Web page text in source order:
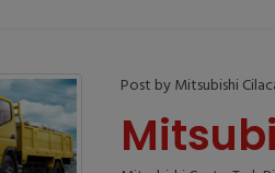
Post by Mitsubishi